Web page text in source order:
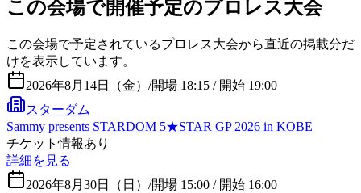
この会場で開催予定のプロレス大会
この会場で予定されているプロレス大会から直近の掲載分だ
けを表示しています。
2026年8月14日（金） /開場 18:15 / 開始 19:00
スターダム
Sammy presents STARDOM 5★STAR GP 2026 in KOBE
チケット情報あり
詳細を見る
2026年8月30日（日） /開場 15:00 / 開始 16:00